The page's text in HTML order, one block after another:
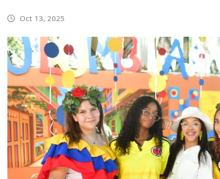
Oct 13, 2025